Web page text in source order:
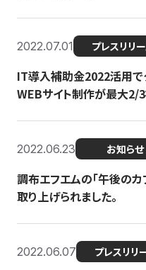
2022.07.01 プレスリリ
IT導入補助金2022活用で
WEBサイト制作が最大2/3
2022.06.23 お知らせ
調布エフエムの「午後の
取り上げられました。
2022.06.07 プレスリリ